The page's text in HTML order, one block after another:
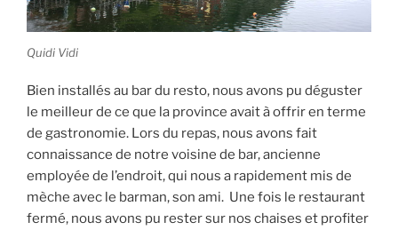
Quidi Vidi
Bien installés au bar du resto, nous avons pu déguster
le meilleur de ce que la province avait à offrir en terme
de gastronomie. Lors du repas, nous avons fait
connaissance de notre voisine de bar, ancienne
employée de l’endroit, qui nous a rapidement mis de
mèche avec le barman, son ami. Une fois le restaurant
fermé, nous avons pu rester sur nos chaises et profiter